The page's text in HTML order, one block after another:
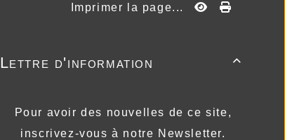
Imprimer la page...

Lettre d'information
Pour avoir des nouvelles de ce site,
inscrivez-vous à notre Newsletter.